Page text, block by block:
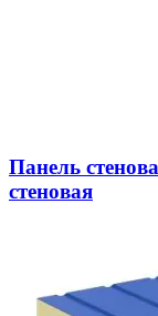
Панель
стеновая